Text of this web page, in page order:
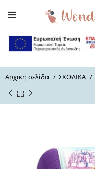
Αρχική σελίδα ΣΧΟΛΙΚΑ